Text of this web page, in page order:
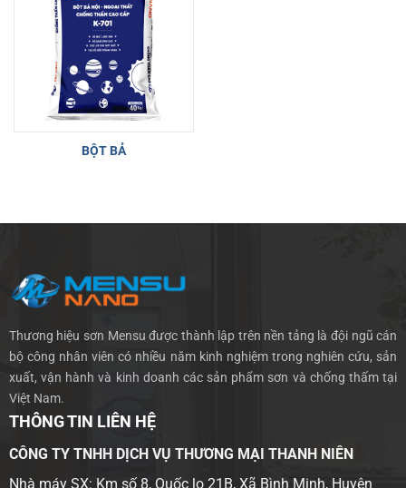
BỘT BẢ
Thương hiệu sơn Mensu được thành lập trên nền tảng là đội ngũ cán
bộ công nhân viên có nhiều năm kinh nghiệm trong nghiên cứu, sản
xuất, vận hành và kinh doanh các sản phẩm sơn và chống thấm tại
Việt Nam.
THÔNG TIN LIÊN HỆ
CÔNG TY TNHH DỊCH VỤ THƯƠNG MẠI THANH NIÊN
Nhà máy SX: Km số 8, Quốc lọ 21B, Xã Bình Minh, Huyện